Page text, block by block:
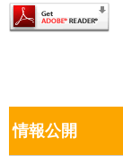
情報公開